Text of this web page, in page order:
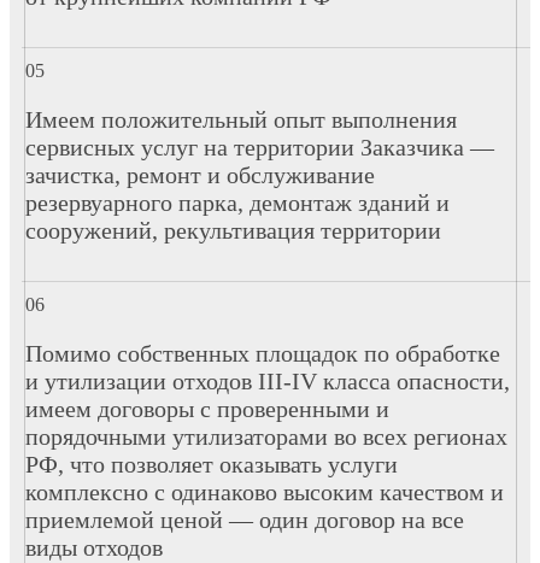
Имеем положительный опыт выполнения
сервисных услуг на территории Заказчика —
зачистка, ремонт и обслуживание
резервуарного парка, демонтаж зданий и
сооружений, рекультивация территории
Помимо собственных площадок по обработке
и утилизации отходов III-IV класса опасности,
имеем договоры с проверенными и
порядочными утилизаторами во всех регионах
РФ, что позволяет оказывать услуги
комплексно с одинаково высоким качеством и
приемлемой ценой — один договор на все
виды отходов